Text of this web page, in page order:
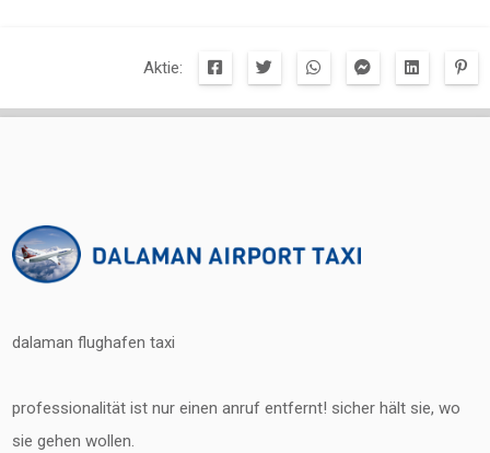
Aktie:
dalaman flughafen taxi
professionalität ist nur einen anruf entfernt! sicher hält sie, wo
sie gehen wollen.